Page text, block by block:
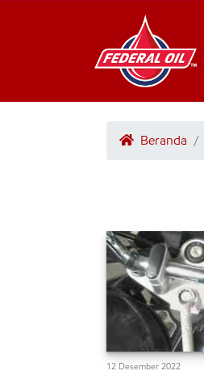
Beranda
12 Desember 2022